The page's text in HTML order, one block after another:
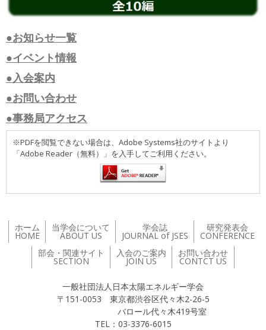
●お知らせ一覧
●イベント情報
●入会案内
●お問い合わせ
●事務局アクセス
※PDFを閲覧できない場合は、Adobe Systems社のサイトより
「Adobe Reader（無料）」を入手してご利用ください。
ホーム
HOME
当学会について
ABOUT US
学会誌
JOURNAL of JSES
研究発表会
CONFERENCE
部会・関連サイト
SECTION
入会のご案内
JOIN US
お問い合わせ
CONTCT US
一般社団法人日本太陽エネルギー学会
〒151-0053 東京都渋谷区代々木2-26-5
バロール代々木419号室
TEL：03-3376-6015